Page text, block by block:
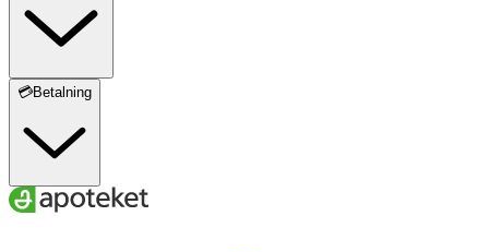
💳Betalning